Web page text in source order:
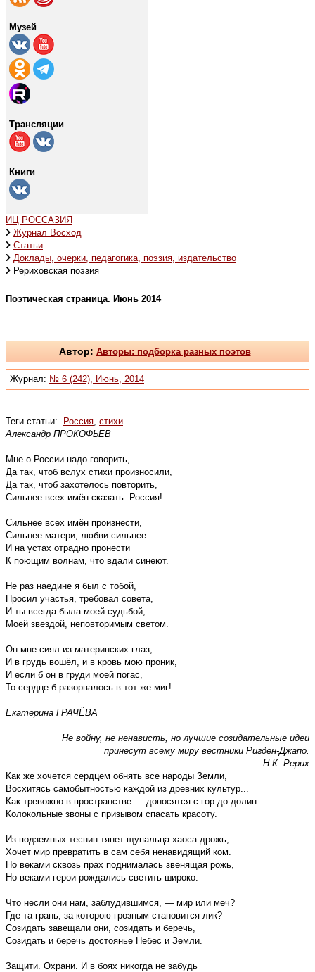
Музей
Трансляции
Книги
ИЦ РОССАЗИЯ
Журнал Восход
Статьи
Доклады, очерки, педагогика, поэзия, издательство
Рериховская поэзия
Поэтическая страница. Июнь 2014
Автор: Авторы: подборка разных поэтов
Журнал: № 6 (242), Июнь, 2014
Теги статьи: Россия стихи
Александр ПРОКОФЬЕВ
Мне о России надо говорить,
Да так, чтоб вслух стихи произносили,
Да так, чтоб захотелось повторить,
Сильнее всех имён сказать: Россия!
Сильнее всех имён произнести,
Сильнее матери, любви сильнее
И на устах отрадно пронести
К поющим волнам, что вдали синеют.
Не раз наедине я был с тобой,
Просил участья, требовал совета,
И ты всегда была моей судьбой,
Моей звездой, неповторимым светом.
Он мне сиял из материнских глаз,
И в грудь вошёл, и в кровь мою проник,
И если б он в груди моей погас,
То сердце б разорвалось в тот же миг!
Екатерина ГРАЧЁВА
Не войну, не ненависть, но лучшие созидательные идеи
принесут всему миру вестники Ригден-Джапо.
Н.К. Рерих
Как же хочется сердцем обнять все народы Земли,
Восхитясь самобытностью каждой из древних культур...
Как тревожно в пространстве — доносятся с гор до долин
Колокольные звоны с призывом спасать красоту.
Из подземных теснин тянет щупальца хаоса дрожь,
Хочет мир превратить в сам себя ненавидящий ком.
Но веками сквозь прах поднималась звенящая рожь,
Но веками герои рождались светить широко.
Что несли они нам, заблудившимся, — мир или меч?
Где та грань, за которою грозным становится лик?
Созидать завещали они, созидать и беречь,
Созидать и беречь достоянье Небес и Земли.
Защити. Охрани. И в боях никогда не забудь